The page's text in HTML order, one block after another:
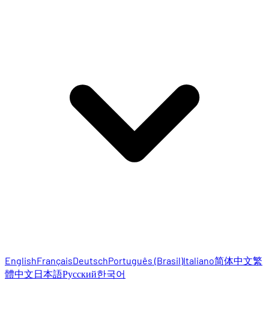
EnglishFrançaisDeutschPortuguês (Brasil)Italiano简体中文繁
體中文日本語Русский한국어